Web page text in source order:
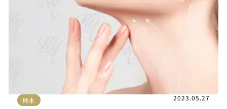
熊本 2023.05.27